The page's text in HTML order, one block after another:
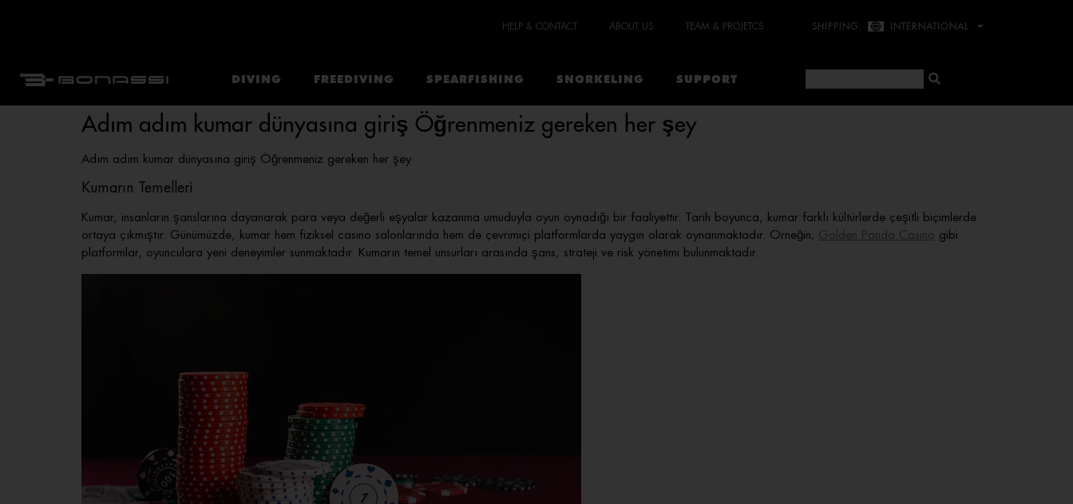
HELP & CONTACT ABOUT US TEAM & PROJETCS SHIPPING: INTERNATIONAL
DIVING FREEDIVING SPEARFISHING SNORKELING SUPPORT
Adım adım kumar dünyasına giriş Öğrenmeniz gereken her şey
Adım adım kumar dünyasına giriş Öğrenmeniz gereken her şey
Kumarın Temelleri
Kumar, insanların şanslarına dayanarak para veya değerli eşyalar kazanma umuduyla oyun oynadığı bir faaliyettir. Tarih boyunca, kumar farklı kültürlerde çeşitli biçimlerde
ortaya çıkmıştır. Günümüzde, kumar hem fiziksel casino salonlarında hem de çevrimiçi platformlarda yaygın olarak oynanmaktadır. Örneğin; Golden Panda Casino gibi
platformlar, oyunculara yeni deneyimler sunmaktadır. Kumarın temel unsurları arasında şans, strateji ve risk yönetimi bulunmaktadır.